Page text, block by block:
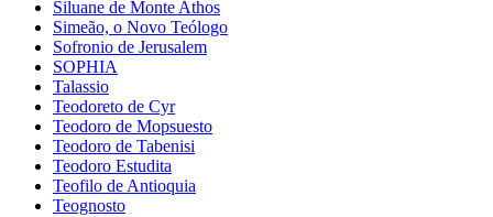
Siluane de Monte Athos
Simeão, o Novo Teólogo
Sofronio de Jerusalem
SOPHIA
Talassio
Teodoreto de Cyr
Teodoro de Mopsuesto
Teodoro de Tabenisi
Teodoro Estudita
Teofilo de Antioquia
Teognosto